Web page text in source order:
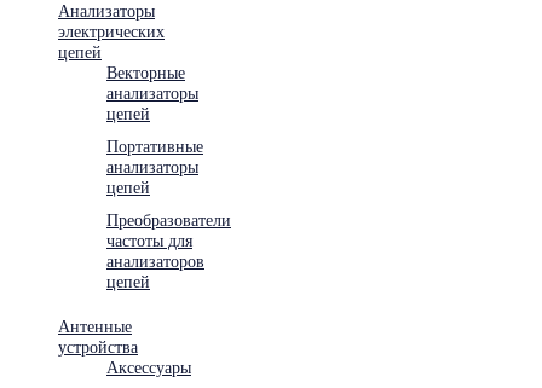
Анализаторы
электрических
цепей
Векторные
анализаторы
цепей
Портативные
анализаторы
цепей
Преобразователи
частоты для
анализаторов
цепей
Антенные
устройства
Аксессуары